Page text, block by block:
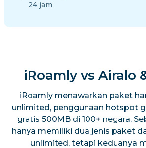
24 jam
iRoamly vs Airalo
iRoamly menawarkan paket
unlimited, penggunaan hotspot
gratis 500MB di 100+ negara.
hanya memiliki dua jenis paket
unlimited, tetapi keduanya